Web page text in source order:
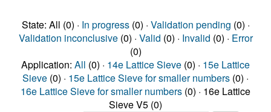
State: All (0) · In progress(0) · Validation pending (0) ·
Validation inconclusive(0) · Valid (0) · Invalid (0) · Error
(0)
Application: All (0) · 14e Lattice Sieve (0) · 15e Lattice
Sieve (0) · 15e Lattice Sieve for smaller numbers (0) ·
16e Lattice Sieve for smaller numbers (0) · 16e Lattice
Sieve V5 (0)